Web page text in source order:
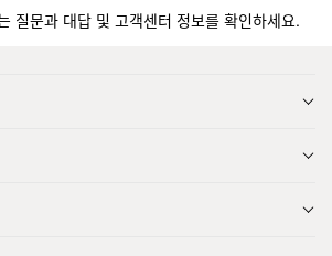
질문과 대답 및 고객센터 정보를 확인하세요.